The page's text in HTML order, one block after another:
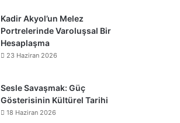
Kadir Akyol’un Melez
Portrelerinde Varoluşsal Bir
Hesaplaşma
23 Haziran 2026
Sesle Savaşmak: Güç
Gösterisinin Kültürel Tarihi
18 Haziran 2026